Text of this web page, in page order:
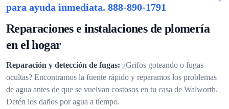
para ayuda inmediata. 888-890-1791
Reparaciones e instalaciones de plomería
en el hogar
Reparación y detección de fugas: ¿Grifos goteando o fugas
ocultas? Encontramos la fuente rápido y reparamos los problemas
de agua antes de que se vuelvan costosos en tu casa de Walworth.
Detén los daños por agua a tiempo.